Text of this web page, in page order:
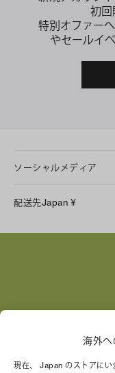
初回
特別オファー
やセールイ
ソーシャルメディア
Facebook
配送先Japan ¥
トリー バーチ財
海外
現在、 Japan のストアにい